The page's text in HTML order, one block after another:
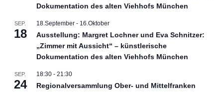
Dokumentation des alten Viehhofs München
SEP.
18
18.September- 16.Oktober
Ausstellung: Margret Lochner und Eva Schnitzer:
„Zimmer mit Aussicht“ – künstlerische
Dokumentation des alten Viehhofs München
SEP.
24
18:30- 21:30
Regionalversammlung Ober- und Mittelfranken